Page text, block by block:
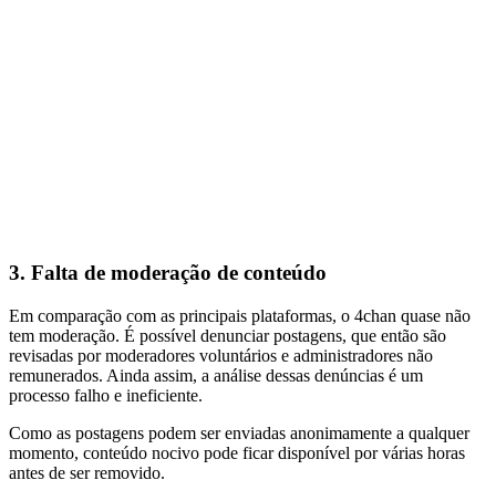
3. Falta de moderação de conteúdo
Em comparação com as principais plataformas, o 4chan quase não
tem moderação. É possível denunciar postagens, que então são
revisadas por moderadores voluntários e administradores não
remunerados. Ainda assim, a análise dessas denúncias é um
processo falho e ineficiente.
Como as postagens podem ser enviadas anonimamente a qualquer
momento, conteúdo nocivo pode ficar disponível por várias horas
antes de ser removido.